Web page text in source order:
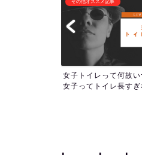
フリーランス生活
『理想の自分を貫く
る！』やる気OLのプ